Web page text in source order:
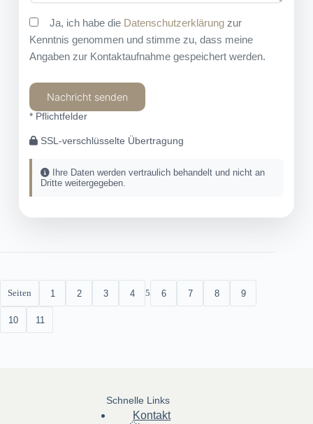
Ja, ich habe die Datenschutzerklärungzur
Kenntnis genommen und stimme zu, dass meine
Angaben zur Kontaktaufnahme gespeichert werden.
* Pflichtfelder
SSL-verschlüsselte Übertragung
Ihre Daten werden vertraulich behandelt und nicht an
Dritte weitergegeben.
Seiten 1 2 3 4 5 6 7 8 9
10 11
Schnelle Links
Kontakt